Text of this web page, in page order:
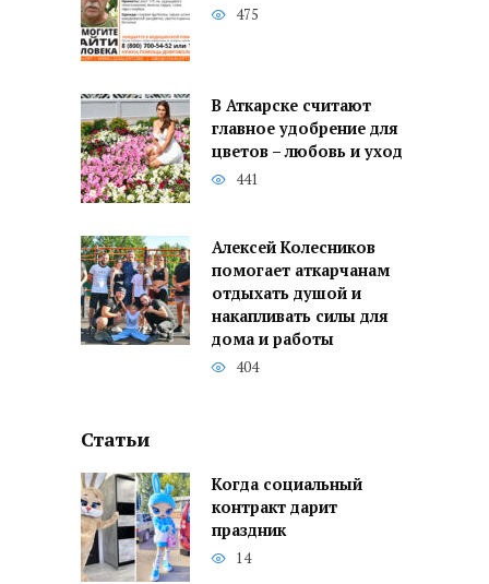
475
В Аткарске считают
главное удобрение для
цветов – любовь и уход
441
Алексей Колесников
помогает аткарчанам
отдыхать душой и
накапливать силы для
дома и работы
404
Статьи
Когда социальный
контракт дарит
праздник
14